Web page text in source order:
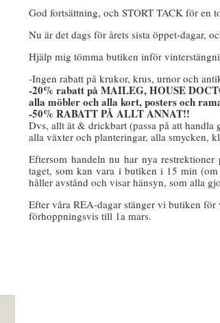
God fortsättning, och STORT TACK för en
Nu är det dags för årets sista öppet-dagar,
Hjälp mig tömma butiken inför
-Ingen rabatt på krukor, krus, urnor och
-20% rabatt på MAILEG, HOUSE
alla möbler och alla kort, posters och
-50% RABATT PÅ ALLT ANNAT!!
Dvs, allt ät & drickbart (passa på att handla
alla växter och planteringar, alla smycken,
Eftersom handeln nu har nya
taget, som kan vara i butiken i 15 min
håller avstånd och visar hänsyn, som alla
Efter våra REA-dagar stänger vi butiken
förhoppningsvis till 1a mars.